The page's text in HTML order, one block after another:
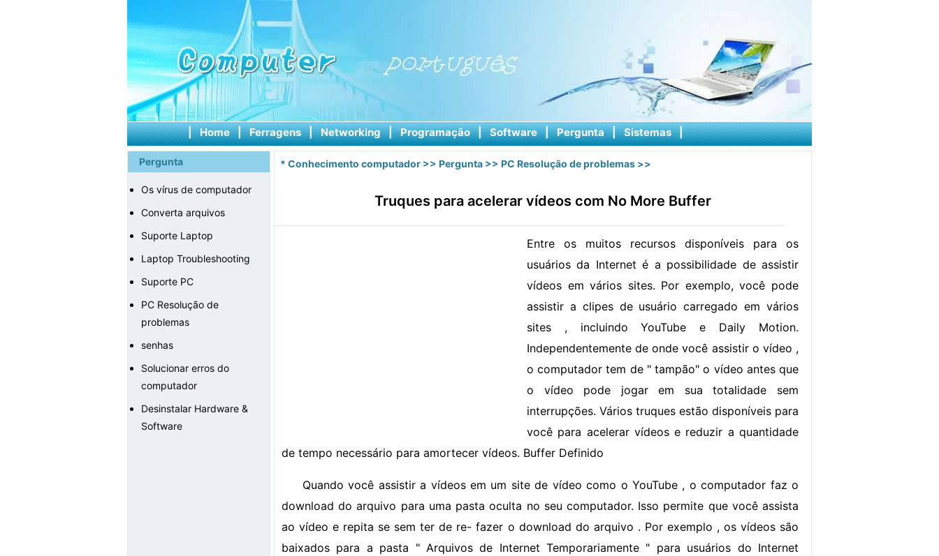
| Home | Ferragens | Networking | Programação | Software | Pergunta | Sistemas |
Pergunta
Os vírus de computador
Converta arquivos
Suporte Laptop
Laptop Troubleshooting
Suporte PC
PC Resolução de
problemas
senhas
Solucionar erros do
computador
Desinstalar Hardware &
Software
* Conhecimento computador >> Pergunta >> PC Resolução de problemas >>
Truques para acelerar vídeos com No More Buffer
Entre os muitos recursos disponíveis para os
usuários da Internet é a possibilidade de assistir
vídeos em vários sites. Por exemplo, você pode
assistir a clipes de usuário carregado em vários
sites , incluindo YouTube e Daily Motion.
Independentemente de onde você assistir o vídeo ,
o computador tem de " tampão" o vídeo antes que
o vídeo pode jogar em sua totalidade sem
interrupções. Vários truques estão disponíveis para
você para acelerar vídeos e reduzir a quantidade
de tempo necessário para amortecer vídeos. Buffer Definido
Quando você assistir a vídeos em um site de vídeo como o YouTube , o computador faz o
download do arquivo para uma pasta oculta no seu computador. Isso permite que você assista
ao vídeo e repita se sem ter de re- fazer o download do arquivo . Por exemplo , os vídeos são
baixados para a pasta " Arquivos de Internet Temporariamente " para usuários do Internet